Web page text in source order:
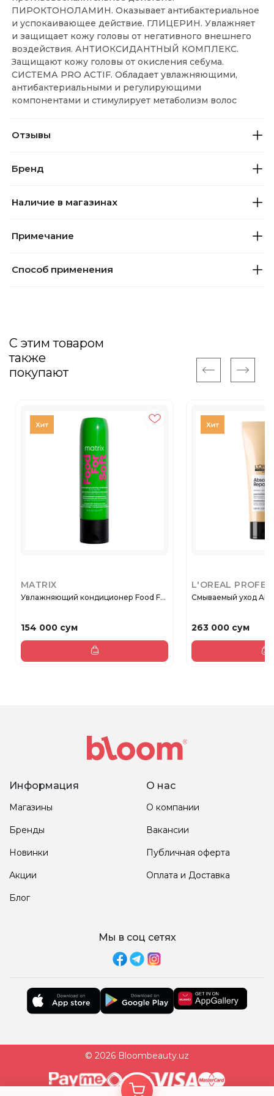
ПИРОКТОНОЛАМИН. Оказывает антибактериальное
и успокаивающее действие. ГЛИЦЕРИН. Увлажняет
и защищает кожу головы от негативного внешнего
воздействия. АНТИОКСИДАНТНЫЙ КОМПЛЕКС.
Защищают кожу головы от окисления себума.
СИСТЕМА PRO ACTIF. Обладает увлажняющими,
антибактериальными и регулирующими
компонентами и стимулирует метаболизм волос
Отзывы
Бренд
Наличие в магазинах
Примечание
Способ применения
С этим товаром
также
покупают
MATRIX
Увлажняющий кондиционер Food F...
154 000 сум
L'OREAL
Смываемый уход
263 000 сум
Информация
Магазины
Бренды
Новинки
Акции
Блог
О нас
О компании
Вакансии
Публичная оферта
Оплата и Доставка
Мы в соц сетях
© 2026 Bloombeauty.uz